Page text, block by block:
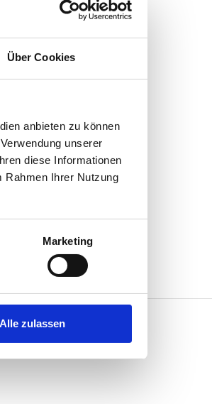
Über Cookies
anbieten zu können
unserer
diese Informationen
Rahmen Ihrer Nutzung
Marketing
Alle zulassen